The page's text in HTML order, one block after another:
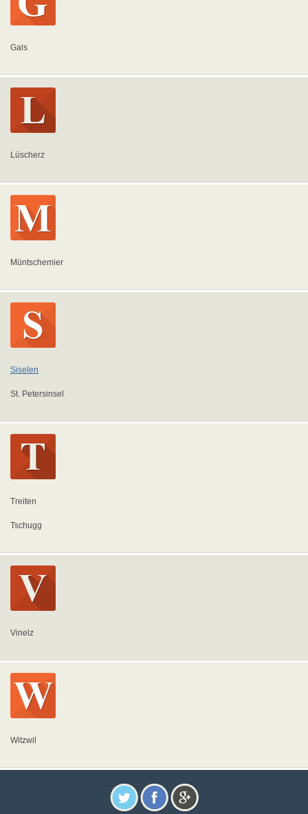
Gals
Lüscherz
Müntschemier
Siselen
St. Petersinsel
Treiten
Tschugg
Vinelz
Witzwil